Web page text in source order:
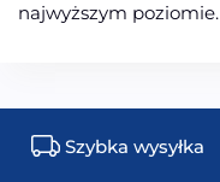
najwyższym poziomie.
Szybka wysyłka